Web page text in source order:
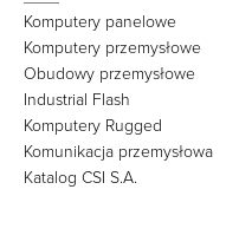
Komputery panelowe
Komputery przemysłowe
Obudowy przemysłowe
Industrial Flash
Komputery Rugged
Komunikacja przemysłowa
Katalog CSI S.A.